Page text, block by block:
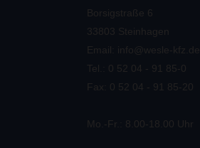
Borsigstraße 6
33803 Steinhagen
Email: info@wesle-kfz.de
Tel.: 0 52 04 - 91 85-0
Fax: 0 52 04 - 91 85-20
Mo.-Fr.: 8.00-18.00 Uhr